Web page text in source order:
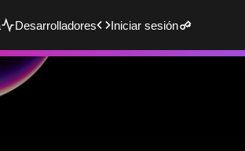
Desarrolladores Iniciar sesión